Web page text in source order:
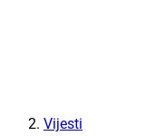
Vijesti